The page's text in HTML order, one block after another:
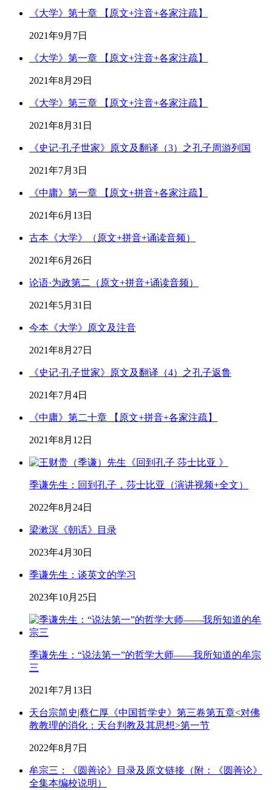
《大学》第十章 【原文+注音+各家注疏】
2021年9月7日
《大学》第一章 【原文+注音+各家注疏】
2021年8月29日
《大学》第三章 【原文+注音+各家注疏】
2021年8月31日
《史记·孔子世家》原文及翻译（3）之孔子周游列国
2021年7月3日
《中庸》第一章 【原文+拼音+各家注疏】
2021年6月13日
古本《大学》（原文+拼音+诵读音频）
2021年6月26日
论语·为政第二（原文+拼音+诵读音频）
2021年5月31日
今本《大学》原文及注音
2021年8月27日
《史记·孔子世家》原文及翻译（4）之孔子返鲁
2021年7月4日
《中庸》第二十章 【原文+拼音+各家注疏】
2021年8月12日
季谦先生：回到孔子，莎士比亚（演讲视频+全文）
2022年8月24日
梁漱溟《朝话》目录
2023年4月30日
季谦先生：谈英文的学习
2023年10月25日
季谦先生：“说法第一”的哲学大师——我所知道的牟宗
三
2021年7月13日
天台宗简史|蔡仁厚《中国哲学史》第三卷第五章<对佛
教教理的消化：天台判教及其思想>第一节
2022年8月7日
牟宗三：《圆善论》目录及原文链接（附：《圆善论》
全集本编校说明）